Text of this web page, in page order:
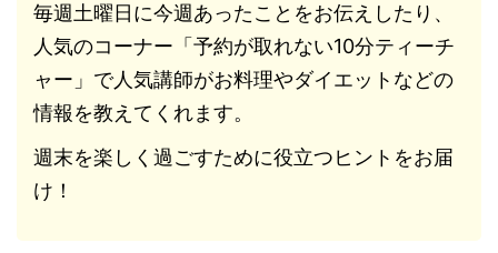
毎週土曜日に今週あったことをお伝えしたり、
人気のコーナー「予約が取れない10分ティーチ
ャー」で人気講師がお料理やダイエットなどの
情報を教えてくれます。
週末を楽しく過ごすために役立つヒントをお届
け！